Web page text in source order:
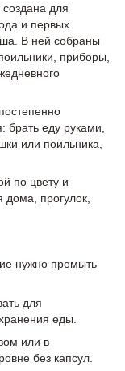
создана для
и первых
В ней собраны
приборы,
брать еду руками,
или поильника,
по цвету и
прогулок,
нужно промыть
для
еды.
или в
без капсул.